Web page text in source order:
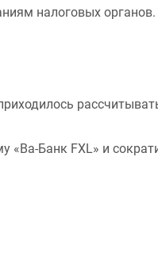
налоговых органов.
Банк FXL» и